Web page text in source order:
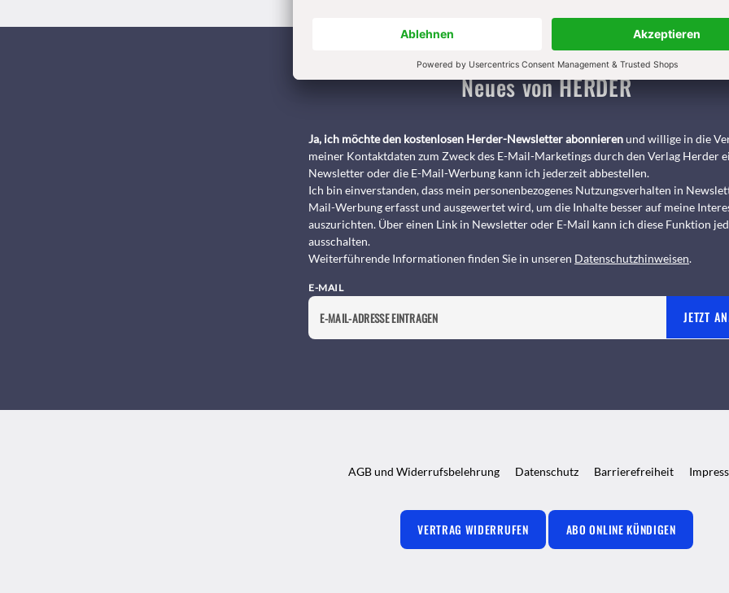
Neues von HERDER
Ja, ich möchte den kostenlosen Herder-Newsletter abonnierenund willige in die
meiner Kontaktdaten zum Zweck des E-Mail-Marketings durch den Verlag Herder
Newsletter oder die E-Mail-Werbung kann ich jederzeit abbestellen.
Ich bin einverstanden, dass mein personenbezogenes Nutzungsverhalten in
Mail-Werbung erfasst und ausgewertet wird, um die Inhalte besser auf meine
auszurichten. Über einen Link in Newsletter oder E-Mail kann ich diese Funktion
ausschalten.
Weiterführende Informationen finden Sie in unseren Datenschutzhinweisen.
E-MAIL
JETZT
AGB und Widerrufsbelehrung Datenschutz Barrierefreiheit
VERTRAG WIDERRUFEN ABO ONLINE KÜNDIGEN